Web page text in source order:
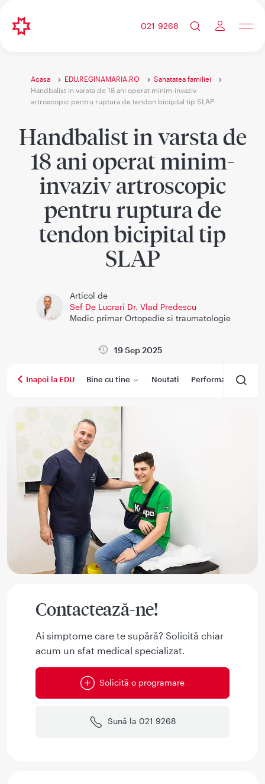
021 9268
Acasa EDU.REGINAMARIA.RO
Sanatatea familiei
Handbalist in varsta de 18 ani operat minim-invaziv
artroscopic pentru ruptura de tendon bicipital tip SLAP
Handbalist in varsta de
18 ani operat minim-
invaziv artroscopic
pentru ruptura de
tendon bicipital tip
SLAP
Articol de
Sef De Lucrari Dr. Vlad Predescu
Medic primar Ortopedie si traumatologie
19 Sep 2025
Inapoi la EDU Bine cu tine Noutati Performanta
Contactează-ne!
Ai simptome care te supără? Solicită chiar
acum un sfat medical specializat.
Solicită o programare
Sună la 021 9268